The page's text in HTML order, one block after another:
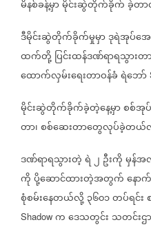
မိနစ်ခန့်မှာမိုင်းဆွဲတိုက်ခိုက်ခဲ့တ
ဒီမိုင်းဆွဲတိုက်ခိုက်မှုမှာဒုရဲအုပ်အေ
ထက်တို့ပြင်းထန်ဒဏ်ရာရသွား
ထောက်လှမ်းရေးတာဝန်ခံရဲဘော်
မိုင်းဆွဲတိုက်ခိုက်ခဲ့တဲ့နေ့မှာစစ်
တာ၊စစ်ဆေးတာတွေလုပ်ခဲ့တ
ဒဏ်ရာရသွားတဲ့ရဲ၂ ဦးကိုမှန်အ
ကိုပို့ဆောင်ထားတဲ့အတွက်နေ
စုံစမ်းနေတယ်လို့၃၆၀၁တပ်ရင်း
Shadow ကဒေသတွင်း သတင်း